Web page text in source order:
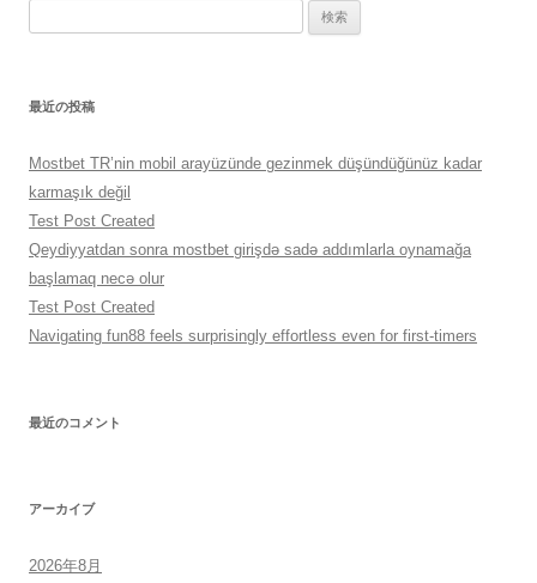
最近の投稿
Mostbet TR’nin mobil arayüzünde gezinmek düşündüğünüz kadar
karmaşık değil
Test Post Created
Qeydiyyatdan sonra mostbet girişdə sadə addımlarla oynamağa
başlamaq necə olur
Test Post Created
Navigating fun88 feels surprisingly effortless even for first-timers
最近のコメント
アーカイブ
2026年8月